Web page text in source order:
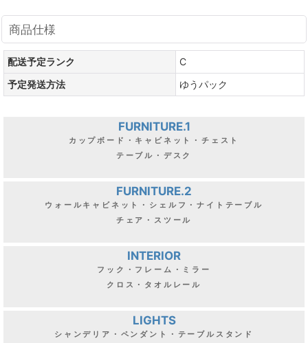
商品仕様
配送予定ランク
C
予定発送方法
ゆうパック
FURNITURE.1
カップボード・キャビネット・チェスト
テーブル・デスク
FURNITURE.2
ウォールキャビネット・シェルフ・ナイトテーブル
チェア・スツール
INTERIOR
フック・フレーム・ミラー
クロス・タオルレール
LIGHTS
シャンデリア・ペンダント・テーブルスタンド